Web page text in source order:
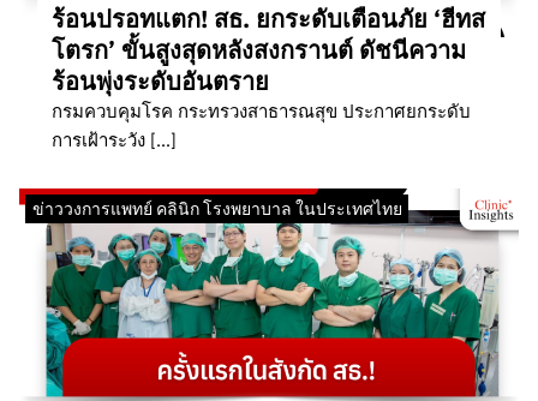
ร้อนปรอทแตก! สธ. ยกระดับเตือนภัย ‘ฮีทส
โตรก’ ขั้นสูงสุดหลังสงกรานต์ ดัชนีความ
ร้อนพุ่งระดับอันตราย
กรมควบคุมโรค กระทรวงสาธารณสุข ประกาศยกระดับ
การเฝ้าระวัง […]
ข่าววงการแพทย์ คลินิก โรงพยาบาล ในประเทศไทย